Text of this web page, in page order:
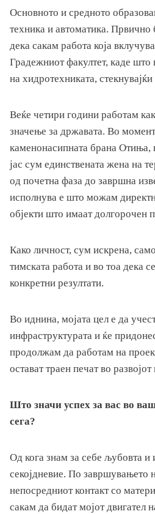
Основното и средното
техника и автоматика. Првично
дека сакам работа која
Градежниот факултет, каде
на хидротехниката,
Веќе четири години работам
значење за државата. Во
каменонасипната брана Отиња,
јас сум единствената жена на
од почетна фаза до завршна
исполнува е што можам
објекти што имаат долгорочен
Како личност, сум искрена,
тимската работа и во тоа дека
конкретни резултати.
Во иднина, мојата цел е да
инфраструктурата и ќе
продолжам да работам на
остават траен печат во развојот
Што значи успех за вас во
сега?
Oд кога знам за себе љубовта
секојдневие. По завршувањето
непосредниот контакт со
сакам да бидат мојот двигател